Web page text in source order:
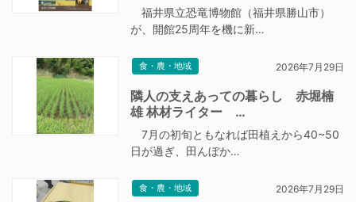
福井県立恐竜博物館（福井県勝山市）
が、開館25周年を機に新…
食・農・地域 2026年7月29日
隣人の支えあっての暮らし 赤堀楠
雄 林材ライター …
7月の初旬ともなれば田植えから40~50
日が過ぎ、田んぼか…
食・農・地域 2026年7月29日